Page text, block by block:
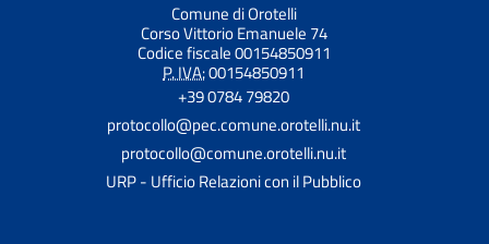
Comune di Orotelli
Corso Vittorio Emanuele 74
Codice fiscale 00154850911
P. IVA:00154850911
+39 0784 79820
protocollo@pec.comune.orotelli.nu.it
protocollo@comune.orotelli.nu.it
URP - Ufficio Relazioni con il Pubblico